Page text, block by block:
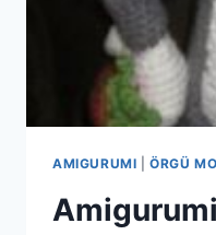
AMIGURUMI |ÖRGÜ